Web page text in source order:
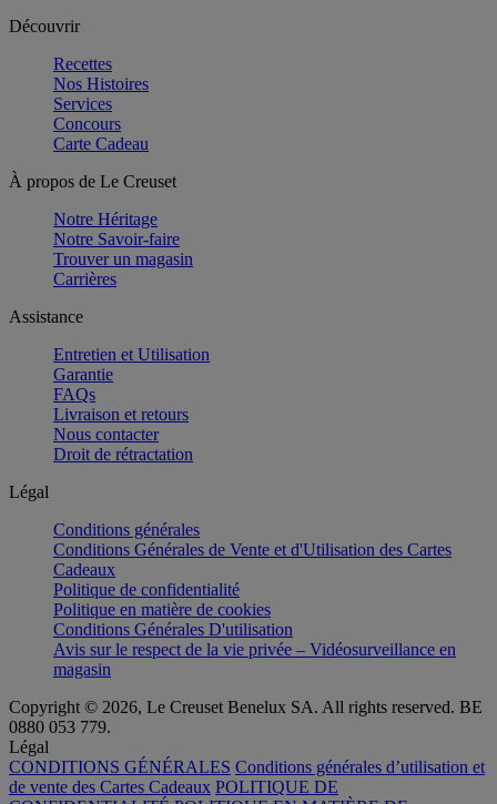
Découvrir
Recettes
Nos Histoires
Services
Concours
Carte Cadeau
À propos de Le Creuset
Notre Héritage
Notre Savoir-faire
Trouver un magasin
Carrières
Assistance
Entretien et Utilisation
Garantie
FAQs
Livraison et retours
Nous contacter
Droit de rétractation
Légal
Conditions générales
Conditions Générales de Vente et d'Utilisation des Cartes
Cadeaux
Politique de confidentialité
Politique en matière de cookies
Conditions Générales D'utilisation
Avis sur le respect de la vie privée – Vidéosurveillance en
magasin
Copyright © 2026, Le Creuset Benelux SA. All rights reserved. BE
0880 053 779.
Légal
CONDITIONS GÉNÉRALES Conditions générales d’utilisation et
de vente des Cartes Cadeaux POLITIQUE DE